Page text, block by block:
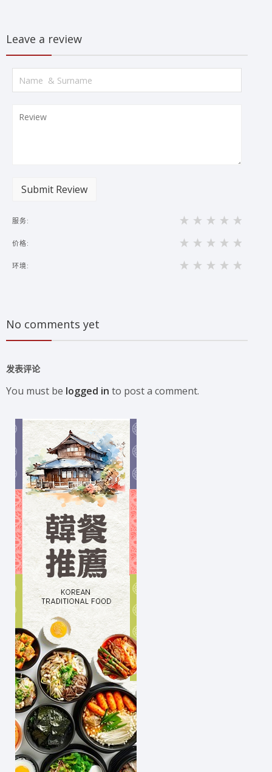
Leave a review
Submit Review
服务:
价格:
环境:
No comments yet
发表评论
You must be logged in to post a comment.